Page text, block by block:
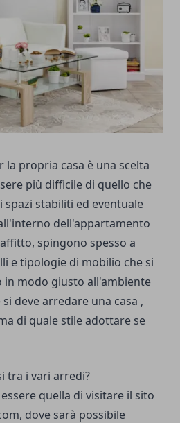
propria casa è una scelta
più difficile di quello che
spazi stabiliti ed eventuale
dell'appartamento
spingono spesso a
e tipologie di mobilio che si
modo giusto all'ambiente
deve arredare una casa ,
di quale stile adottare se
tra i vari arredi?
quella di visitare il sito
dove sarà possibile